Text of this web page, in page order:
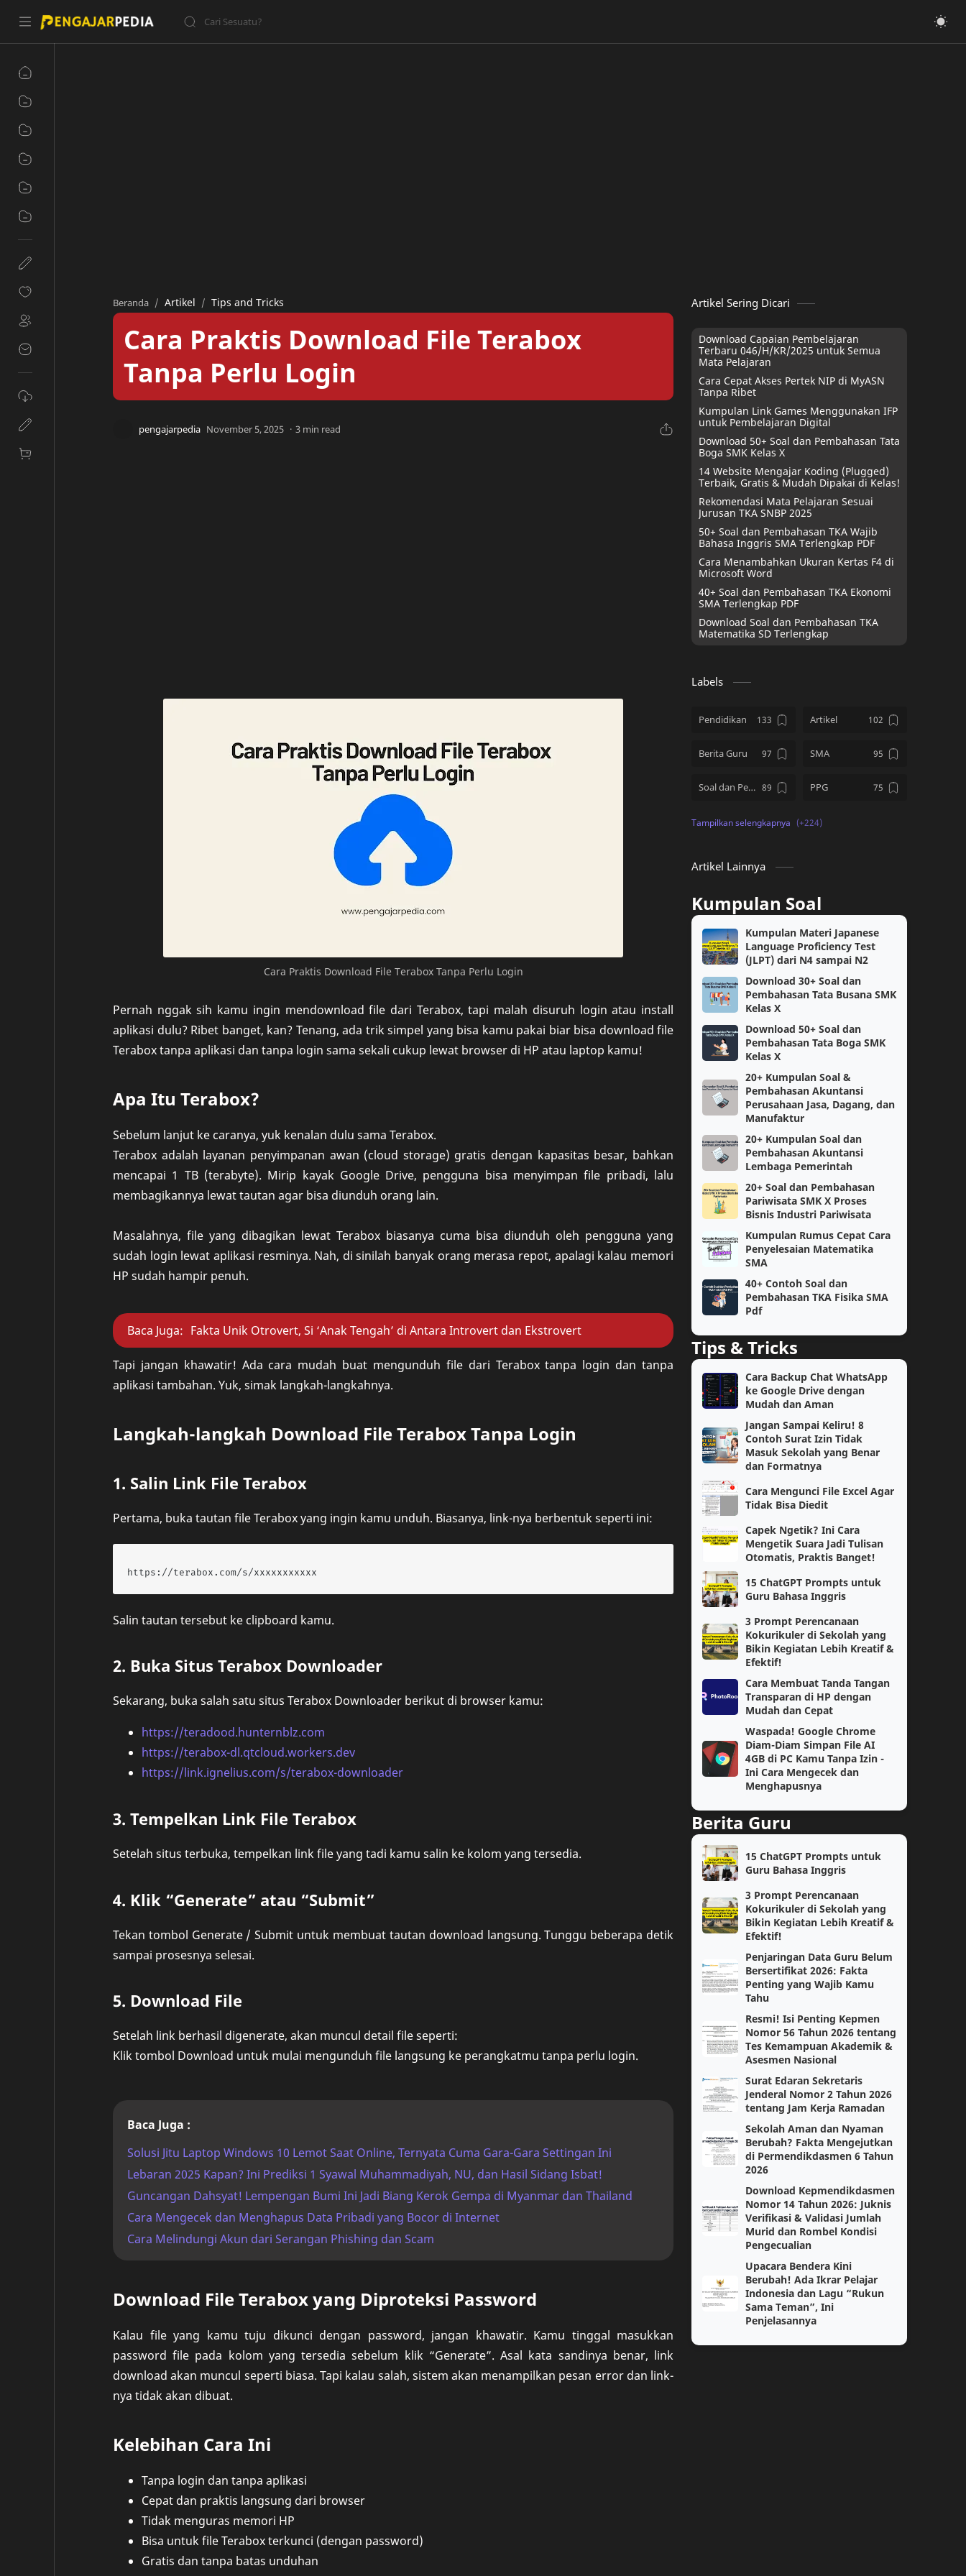
Beranda Artikel Tips and Tricks
Cara Praktis Download File Terabox
Tanpa Perlu Login
3 min read
Cara Praktis Download File Terabox Tanpa Perlu Login
Pernah nggak sih kamu ingin mendownload file dari Terabox, tapi malah disuruh login atau install
aplikasi dulu? Ribet banget, kan? Tenang, ada trik simpel yang bisa kamu pakai biar bisa download file
Terabox tanpa aplikasi dan tanpa login sama sekali cukup lewat browser di HP atau laptop kamu!
Apa Itu Terabox?
Sebelum lanjut ke caranya, yuk kenalan dulu sama Terabox.
Terabox adalah layanan penyimpanan awan (cloud storage) gratis dengan kapasitas besar, bahkan
mencapai 1 TB (terabyte). Mirip kayak Google Drive, pengguna bisa menyimpan file pribadi, lalu
membagikannya lewat tautan agar bisa diunduh orang lain.
Masalahnya, file yang dibagikan lewat Terabox biasanya cuma bisa diunduh oleh pengguna yang
sudah login lewat aplikasi resminya. Nah, di sinilah banyak orang merasa repot, apalagi kalau memori
HP sudah hampir penuh.
Baca Juga: Fakta Unik Otrovert, Si ‘Anak Tengah’ di Antara Introvert dan Ekstrovert
Tapi jangan khawatir! Ada cara mudah buat mengunduh file dari Terabox tanpa login dan tanpa
aplikasi tambahan. Yuk, simak langkah-langkahnya.
Langkah-langkah Download File Terabox Tanpa Login
1. Salin Link File Terabox
Pertama, buka tautan file Terabox yang ingin kamu unduh. Biasanya, link-nya berbentuk seperti ini:
https://terabox.com/s/xxxxxxxxxxx
Salin tautan tersebut ke clipboard kamu.
2. Buka Situs Terabox Downloader
Sekarang, buka salah satu situs Terabox Downloader berikut di browser kamu:
https://teradood.hunternblz.com
https://terabox-dl.qtcloud.workers.dev
https://link.ignelius.com/s/terabox-downloader
3. Tempelkan Link File Terabox
Setelah situs terbuka, tempelkan link file yang tadi kamu salin ke kolom yang tersedia.
4. Klik “Generate” atau “Submit”
Tekan tombol Generate / Submit untuk membuat tautan download langsung. Tunggu beberapa detik
sampai prosesnya selesai.
5. Download File
Setelah link berhasil digenerate, akan muncul detail file seperti:
Klik tombol Download untuk mulai mengunduh file langsung ke perangkatmu tanpa perlu login.
Baca Juga :
Solusi Jitu Laptop Windows 10 Lemot Saat Online, Ternyata Cuma Gara-Gara Settingan Ini
Lebaran 2025 Kapan? Ini Prediksi 1 Syawal Muhammadiyah, NU, dan Hasil Sidang Isbat!
Guncangan Dahsyat! Lempengan Bumi Ini Jadi Biang Kerok Gempa di Myanmar dan Thailand
Cara Mengecek dan Menghapus Data Pribadi yang Bocor di Internet
Cara Melindungi Akun dari Serangan Phishing dan Scam
Download File Terabox yang Diproteksi Password
Kalau file yang kamu tuju dikunci dengan password, jangan khawatir. Kamu tinggal masukkan
password file pada kolom yang tersedia sebelum klik “Generate”. Asal kata sandinya benar, link
download akan muncul seperti biasa. Tapi kalau salah, sistem akan menampilkan pesan error dan link-
nya tidak akan dibuat.
Kelebihan Cara Ini
Tanpa login dan tanpa aplikasi
Cepat dan praktis langsung dari browser
Tidak menguras memori HP
Bisa untuk file Terabox terkunci (dengan password)
Gratis dan tanpa batas unduhan
Artikel Sering Dicari
Download Capaian Pembelajaran
Terbaru 046/H/KR/2025 untuk Semua
Mata Pelajaran
Cara Cepat Akses Pertek NIP di MyASN
Tanpa Ribet
Kumpulan Link Games Menggunakan IFP
untuk Pembelajaran Digital
Download 50+ Soal dan Pembahasan Tata
Boga SMK Kelas X
14 Website Mengajar Koding (Plugged)
Terbaik, Gratis & Mudah Dipakai di Kelas!
Rekomendasi Mata Pelajaran Sesuai
Jurusan TKA SNBP 2025
50+ Soal dan Pembahasan TKA Wajib
Bahasa Inggris SMA Terlengkap PDF
Cara Menambahkan Ukuran Kertas F4 di
Microsoft Word
40+ Soal dan Pembahasan TKA Ekonomi
SMA Terlengkap PDF
Download Soal dan Pembahasan TKA
Matematika SD Terlengkap
Labels
Pendidikan Artikel
Berita Guru SMA
Soal dan Pembahasan PPG
Kumpulan Soal SD
kelas 10 Topik PMM
Berita PPPK
SNBT Ujian Sekolah
SMK
Bukti Dukung CPNS
Matematika
Informatika Kelas 1
Kurikulum Merdeka Belajar KSN
Bahasa Inggris
Kelas 6 SAT
Kimia OSN
Akuntansi Bahasa Indonesia
Cerita Reflektif Motivasi
PAUD SAS
TK/PAUD Tutorial
Biologi Pembahasan
Lomba Siswa
Materi Pelajaran PPG Daljab
AKM Ekonomi
IPA Kelas 4
Matematika Wajib PAS
Prompt AI Semester 1
jaringan kelas 2
AI Coding
Fase E Guru Kelas
Kelas 3
Kokurikuler Matematika Tingkat Lanjut
PGSD PJOK
Pendidikan Pancasila Sejarah
Sosiologi paskibraka
Bahasa Jawa
Capaian Pembelajaran Fase F
Info GTK
Kenaikan Pangkat
Kumpulan Soal Agama SD
Artikel Lainnya
Kumpulan Soal
Kumpulan Materi Japanese
Language Proficiency Test
(JLPT) dari N4 sampai N2
Download 30+ Soal dan
Pembahasan Tata Busana SMK
Kelas X
Download 50+ Soal dan
Pembahasan Tata Boga SMK
Kelas X
20+ Kumpulan Soal &
Pembahasan Akuntansi
Perusahaan Jasa, Dagang, dan
Manufaktur
20+ Kumpulan Soal dan
Pembahasan Akuntansi
Lembaga Pemerintah
20+ Soal dan Pembahasan
Pariwisata SMK X Proses
Bisnis Industri Pariwisata
Kumpulan Rumus Cepat Cara
Penyelesaian Matematika
SMA
40+ Contoh Soal dan
Pembahasan TKA Fisika SMA
Pdf
Tips & Tricks
Cara Backup Chat WhatsApp
ke Google Drive dengan
Mudah dan Aman
Jangan Sampai Keliru! 8
Contoh Surat Izin Tidak
Masuk Sekolah yang Benar
dan Formatnya
Cara Mengunci File Excel Agar
Tidak Bisa Diedit
Capek Ngetik? Ini Cara
Mengetik Suara Jadi Tulisan
Otomatis, Praktis Banget!
15 ChatGPT Prompts untuk
Guru Bahasa Inggris
3 Prompt Perencanaan
Kokurikuler di Sekolah yang
Bikin Kegiatan Lebih Kreatif &
Efektif!
Cara Membuat Tanda Tangan
Transparan di HP dengan
Mudah dan Cepat
Waspada! Google Chrome
Diam-Diam Simpan File AI
4GB di PC Kamu Tanpa Izin -
Ini Cara Mengecek dan
Menghapusnya
Berita Guru
15 ChatGPT Prompts untuk
Guru Bahasa Inggris
3 Prompt Perencanaan
Kokurikuler di Sekolah yang
Bikin Kegiatan Lebih Kreatif &
Efektif!
Penjaringan Data Guru Belum
Bersertifikat 2026: Fakta
Penting yang Wajib Kamu
Tahu
Resmi! Isi Penting Kepmen
Nomor 56 Tahun 2026 tentang
Tes Kemampuan Akademik &
Asesmen Nasional
Surat Edaran Sekretaris
Jenderal Nomor 2 Tahun 2026
tentang Jam Kerja Ramadan
Sekolah Aman dan Nyaman
Berubah? Fakta Mengejutkan
di Permendikdasmen 6 Tahun
2026
Download Kepmendikdasmen
Nomor 14 Tahun 2026: Juknis
Verifikasi & Validasi Jumlah
Murid dan Rombel Kondisi
Pengecualian
Upacara Bendera Kini
Berubah! Ada Ikrar Pelajar
Indonesia dan Lagu “Rukun
Sama Teman”, Ini
Penjelasannya